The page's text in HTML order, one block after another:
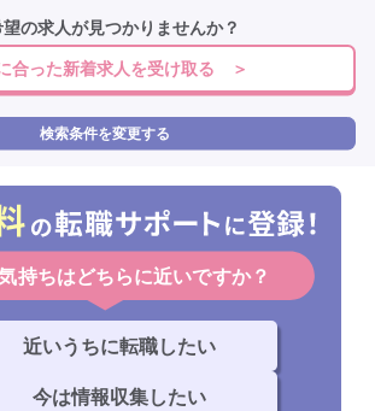
望の求人が見つかりませんか？
合った新着求人を受け取る ＞
検索条件を変更する
持ちはどちらに近いですか？
近いうちに転職したい
今は情報収集したい